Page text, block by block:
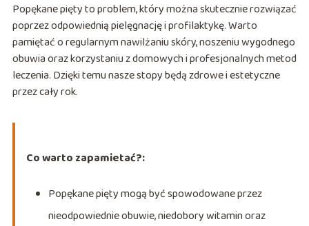
Popękane pięty to problem, który można skutecznie rozwiązać
poprzez odpowiednią pielęgnację i profilaktykę. Warto
pamiętać o regularnym nawilżaniu skóry, noszeniu wygodnego
obuwia oraz korzystaniu z domowych i profesjonalnych metod
leczenia. Dzięki temu nasze stopy będą zdrowe i estetyczne
przez cały rok.
Co warto zapamietać?:
Popękane pięty mogą być spowodowane przez
nieodpowiednie obuwie, niedobory witamin oraz